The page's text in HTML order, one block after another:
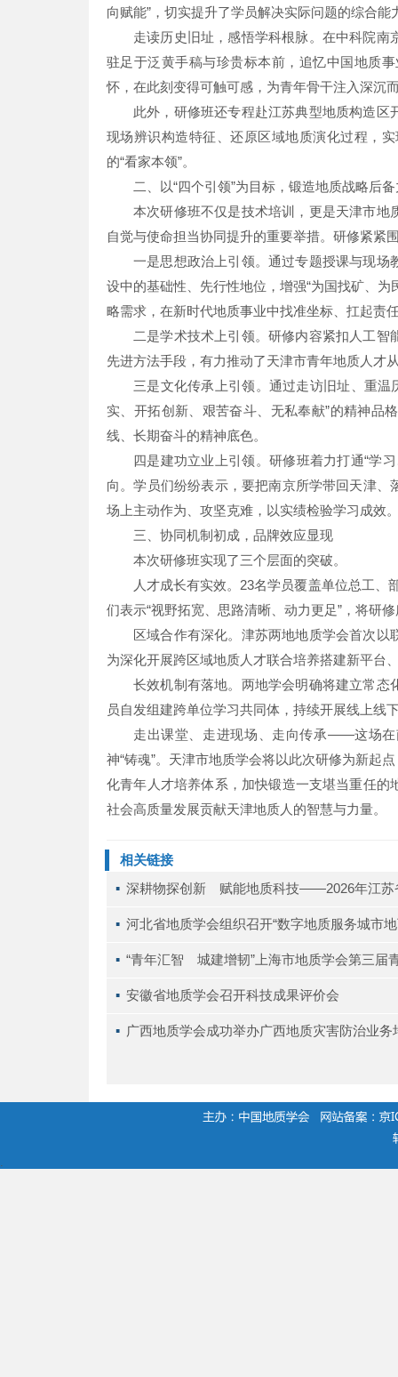
向赋能”，切实提升了学员解决实际问题的综合能
走读历史旧址，感悟学科根脉。在中科院
驻足于泛黄手稿与珍贵标本前，追忆中国地质
怀，在此刻变得可触可感，为青年骨干注入深沉
此外，研修班还专程赴江苏典型地质构造
现场辨识构造特征、还原区域地质演化过程，
的“看家本领”。
二、以“四个引领”为目标，锻造地质战略后
本次研修班不仅是技术培训，更是天津市
自觉与使命担当协同提升的重要举措。研修紧紧
一是思想政治上引领。通过专题授课与现
设中的基础性、先行性地位，增强“为国找矿、
略需求，在新时代地质事业中找准坐标、扛起责
二是学术技术上引领。研修内容紧扣人工
先进方法手段，有力推动了天津市青年地质人才
三是文化传承上引领。通过走访旧址、重温
实、开拓创新、艰苦奋斗、无私奉献”的精神品
线、长期奋斗的精神底色。
四是建功立业上引领。研修班着力打通“学
向。学员们纷纷表示，要把南京所学带回天津
场上主动作为、攻坚克难，以实绩检验学习成效
三、协同机制初成，品牌效应显现
本次研修班实现了三个层面的突破。
人才成长有实效。23名学员覆盖单位总工
们表示“视野拓宽、思路清晰、动力更足”，将研
区域合作有深化。津苏两地地质学会首次
为深化开展跨区域地质人才联合培养搭建新平台
长效机制有落地。两地学会明确将建立常
员自发组建跨单位学习共同体，持续开展线上线
走出课堂、走进现场、走向传承——这场在
神“铸魂”。天津市地质学会将以此次研修为新起
化青年人才培养体系，加快锻造一支堪当重任
社会高质量发展贡献天津地质人的智慧与力量。
相关链接
▪ 深耕物探创新 赋能地质科技——2026年江苏
▪ 河北省地质学会组织召开“数字地质服务城市
▪ “青年汇智 城建增韧”上海市地质学会第三届
▪ 安徽省地质学会召开科技成果评价会
▪ 广西地质学会成功举办广西地质灾害防治业务
.